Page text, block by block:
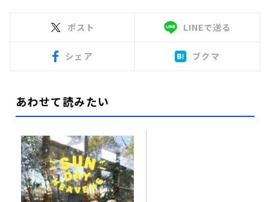
ポスト LINEで送る
シェア ブクマ
あわせて読みたい